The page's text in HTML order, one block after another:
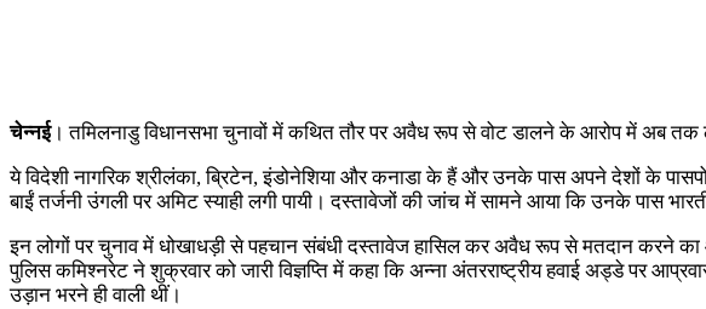
चेन्नई। तमिलनाडु विधानसभा चुनावों में कथित तौर पर अवैध रूप से वोट डालने के आरोप में अब तक
ये विदेशी नागरिक श्रीलंका, ब्रिटेन, इंडोनेशिया और कनाडा के हैं और उनके पास अपने देशों के
बाईं तर्जनी उंगली पर अमिट स्याही लगी पायी। दस्तावेजों की जांच में सामने आया कि उनके पास
इन लोगों पर चुनाव में धोखाधड़ी से पहचान संबंधी दस्तावेज हासिल कर अवैध रूप से मतदान करने का
पुलिस कमिश्नरेट ने शुक्रवार को जारी विज्ञप्ति में कहा कि अन्ना अंतरराष्ट्रीय हवाई अड्डे पर
उड़ान भरने ही वाली थीं।